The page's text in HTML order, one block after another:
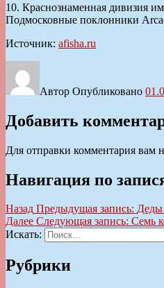
10. Краснознаменная дивизия
Подмосковные поклонники
Источник: afisha.ru
Автор Опубликовано
Добавить
Для отправки комментария вам
Навигация по
Назад Предыдущая запись: Деды
Далее Следующая запись: Семь
Искать:
Рубрики